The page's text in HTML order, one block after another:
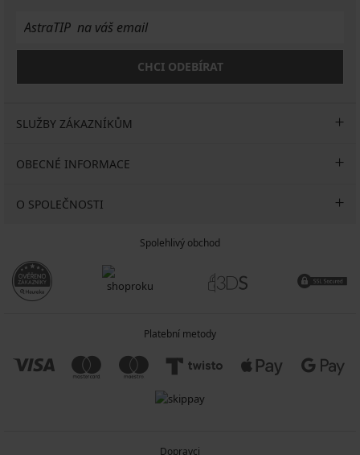
CHCI ODEBÍRAT
SLUŽBY ZÁKAZNÍKŮM
OBECNÉ INFORMACE
O SPOLEČNOSTI
Spolehlivý obchod
Platební metody
Dopravci